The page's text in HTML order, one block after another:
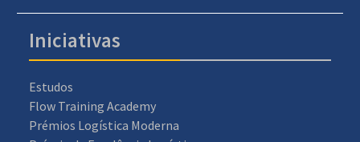
Iniciativas
Estudos
Flow Training Academy
Prémios Logística Moderna